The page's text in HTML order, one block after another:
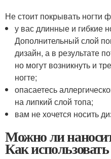
Не стоит покрывать ногти
у вас длинные и гибкие
Дополнительный слой
дизайн, а в результате
но могут возникнуть и
ногте;
опасаетесь
на липкий слой топа;
вам не хочется носить
Можно ли
Как